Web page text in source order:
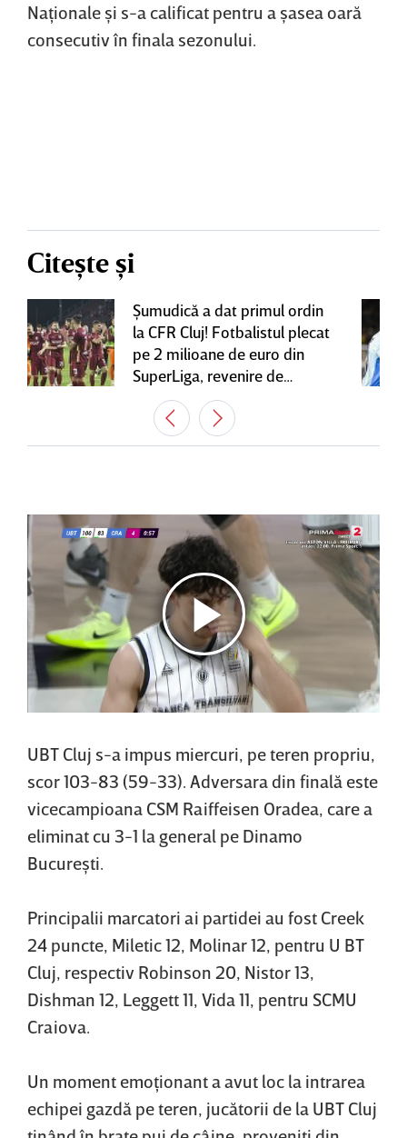
Naţionale şi s-a calificat pentru a şasea oară
consecutiv în finala sezonului.
Citește și
Şumudică a dat primul ordin
la CFR Cluj! Fotbalistul plecat
pe 2 milioane de euro din
SuperLiga, revenire de
senzaţie în Gruia
UBT Cluj s-a impus miercuri, pe teren propriu,
scor 103-83 (59-33). Adversara din finală este
vicecampioana CSM Raiffeisen Oradea, care a
eliminat cu 3-1 la general pe Dinamo
Bucureşti.
Principalii marcatori ai partidei au fost Creek
24 puncte, Miletic 12, Molinar 12, pentru U BT
Cluj, respectiv Robinson 20, Nistor 13,
Dishman 12, Leggett 11, Vida 11, pentru SCMU
Craiova.
Un moment emoţionant a avut loc la intrarea
echipei gazdă pe teren, jucătorii de la UBT Cluj